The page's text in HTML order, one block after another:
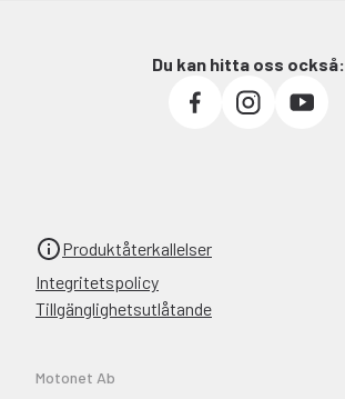
Du kan hitta oss också:
Produktåterkallelser
Integritetspolicy
Tillgänglighetsutlåtande
Motonet Ab